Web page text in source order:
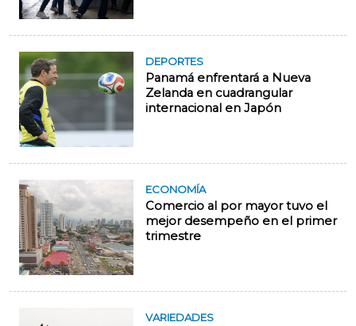
DEPORTES
Panamá enfrentará a Nueva
Zelanda en cuadrangular
internacional en Japón
ECONOMÍA
Comercio al por mayor tuvo el
mejor desempeño en el primer
trimestre
VARIEDADES